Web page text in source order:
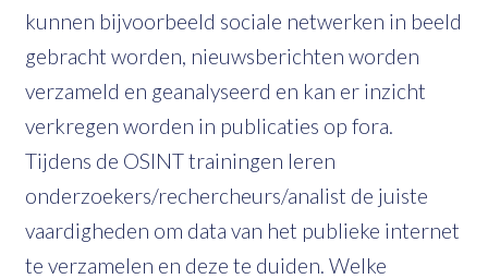
kunnen bijvoorbeeld sociale netwerken in beeld
gebracht worden, nieuwsberichten worden
verzameld en geanalyseerd en kan er inzicht
verkregen worden in publicaties op fora.
Tijdens de OSINT trainingen leren
onderzoekers/rechercheurs/analist de juiste
vaardigheden om data van het publieke internet
te verzamelen en deze te duiden. Welke